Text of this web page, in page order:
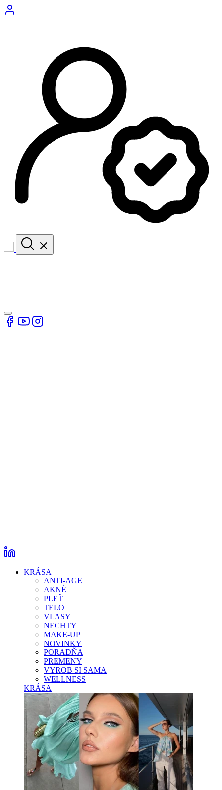
KRÁSA
ANTI-AGE
AKNÉ
PLEŤ
TELO
VLASY
NECHTY
MAKE-UP
NOVINKY
PORADŇA
PREMENY
VYROB SI SAMA
WELLNESS
KRÁSA